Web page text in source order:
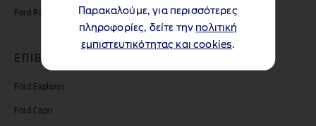
Παρακαλούμε, για περισσότερες
πληροφορίες, δείτε την πολιτική
εμπιστευτικότητας και cookies.
Ford Racing
ΕΠΙΒΑΤΙΚΑ MΟΝΤΕΛΑ
Ford Explorer
Ford Capri